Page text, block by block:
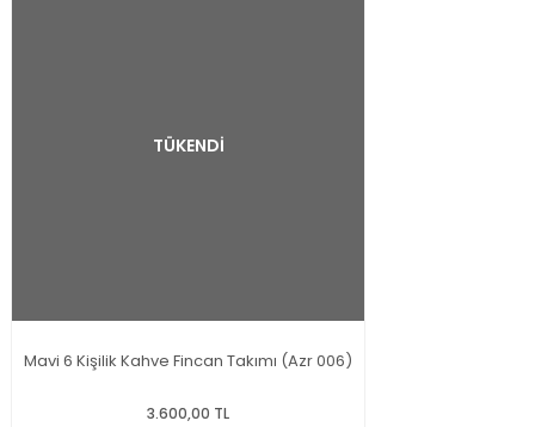
TÜKENDİ
Mavi 6 Kişilik Kahve Fincan Takımı (Azr 006)
3.600,00 TL